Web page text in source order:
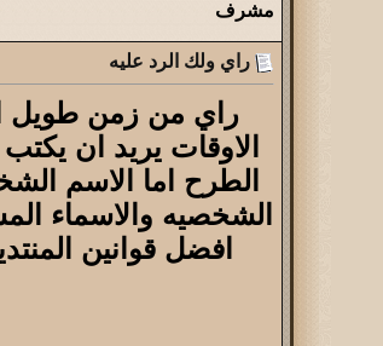
مشرف
راي ولك الرد عليه
راي من زمن طويل
الاوقات يريد ان
الطرح اما الاسم
الشخصيه والاسماء
افضل قوانين